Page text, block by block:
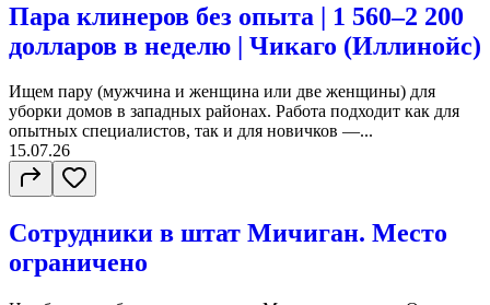
Пара клинеров без опыта | 1 560–2 200
долларов в неделю | Чикаго (Иллинойс)
Ищем пару (мужчина и женщина или две женщины) для
уборки домов в западных районах. Работа подходит как для
опытных специалистов, так и для новичков —...
15.07.26
Сотрудники в штат Мичиган. Место
ограничено